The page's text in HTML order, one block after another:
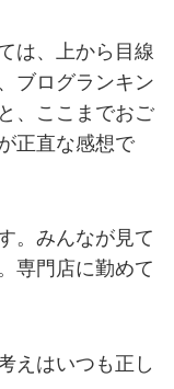
は、上から目線
ブログランキン
、ここまでおご
正直な感想で
。みんなが見て
専門店に勤めて
えはいつも正し